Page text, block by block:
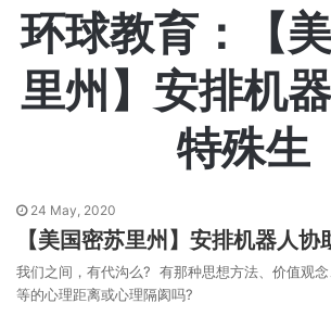
环球教育：【
里州】安排机
特殊生
24 May, 2020
【美国密苏里州】安排机器人协
我们之间，有代沟么? 有那种思想方法、价值观
等的心理距离或心理隔阂吗?